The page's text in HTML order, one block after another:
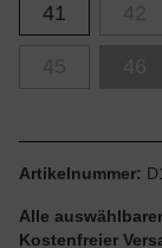
41
Artikelnummer:
Alle
Kostenfreier